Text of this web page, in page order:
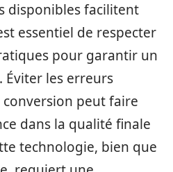
disponibles facilitent
essentiel de respecter
pour garantir un
Éviter les erreurs
peut faire
dans la qualité finale
technologie, bien que